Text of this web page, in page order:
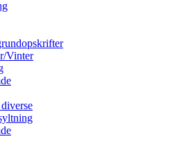
Vinter